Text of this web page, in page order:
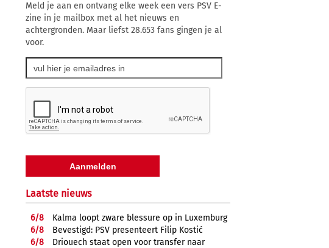
Meld je aan en ontvang elke week een vers PSV E-
zine in je mailbox met al het nieuws en
achtergronden. Maar liefst 28.653 fans gingen je al
voor.
Laatste nieuws
6/8
Kalma loopt zware blessure op in Luxemburg
6/8
Bevestigd: PSV presenteert Filip Kostić
6/8
Driouech staat open voor transfer naar